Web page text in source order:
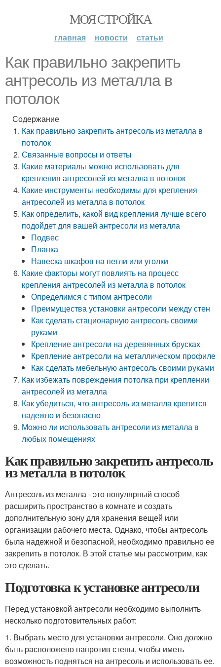
МОЯ СТРОЙКА
главная новости статьи
Как правильно закрепить
антресоль из металла в
потолок
Содержание
Как правильно закрепить антресоль из металла в
потолок
Связанные вопросы и ответы
Какие материалы можно использовать для
крепления антресолей из металла в потолок
Какие инструменты необходимы для крепления
антресолей из металла в потолок
Как определить, какой вид крепления лучше всего
подойдет для вашей антресоли из металла
Подвес
Планка
Навеска шкафов на петли или уголки
Какие факторы могут повлиять на процесс
крепления антресолей из металла в потолок
Определимся с типом антресоли
Преимущества установки антресоли между стен
Как сделать стационарную антресоль своими
руками
Крепление антресоли на деревянных брусках
Крепление антресоли на металлическом профиле
Как сделать мебельную антресоль своими руками
Как избежать повреждения потолка при креплении
антресолей из металла
Как убедиться, что антресоль из металла крепится
надежно и безопасно
Можно ли использовать антресоли из металла в
любых помещениях
Как правильно закрепить антресоль
из металла в потолок
Антресоль из металла - это популярный способ
расширить пространство в комнате и создать
дополнительную зону для хранения вещей или
организации рабочего места. Однако, чтобы антресоль
была надежной и безопасной, необходимо правильно ее
закрепить в потолок. В этой статье мы рассмотрим, как
это сделать.
Подготовка к установке антресоли
Перед установкой антресоли необходимо выполнить
несколько подготовительных работ:
1. Выбрать место для установки антресоли. Оно должно
быть расположено напротив стены, чтобы иметь
возможность подняться на антресоль и использовать ее.